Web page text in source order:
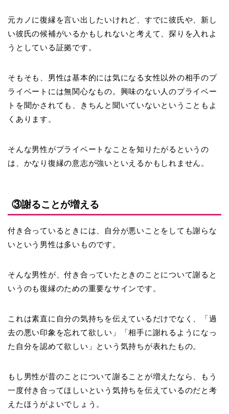
元カノに復縁を言い出したいけれど、すでに彼氏や、新し
い彼氏の候補がいるかもしれないと考えて、探りを入れよ
うとしている証拠です。
そもそも、男性は基本的には気になる女性以外の相手のプ
ライベートには無関心なもの。興味のない人のプライベー
トを聞かされても、きちんと聞いていないということもよ
くあります。
そんな男性がプライベートなことを知りたがるというの
は、かなり復縁の意志が強いといえるかもしれません。
③謝ることが増える
付き合っているときには、
自分が悪いことをしても謝らな
い という男性は多いものです。
そんな男性が、付き合っていたときのことについて謝ると
いうのも復縁のための重要なサインです。
これは素直に自分の気持ちを伝えているだけでなく、「過
去の悪い印象を忘れて欲しい」「相手に謝れるようになっ
た自分を認めて欲しい」という気持ちが表れたもの。
もし男性が昔のことについて謝ることが増えたなら、もう
一度付き合ってほしいという気持ちを伝えているのだと考
えたほうがよいでしょう。